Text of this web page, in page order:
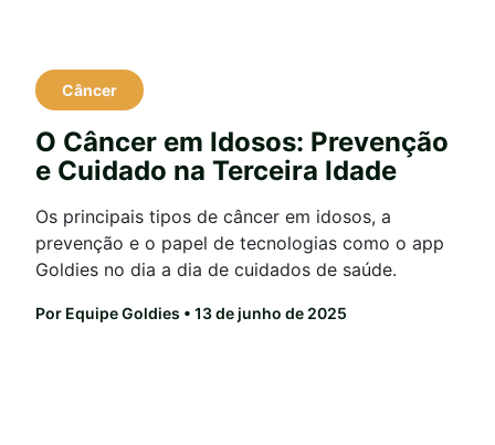
Câncer
O Câncer em Idosos: Prevenção
e Cuidado na Terceira Idade
Os principais tipos de câncer em idosos, a
prevenção e o papel de tecnologias como o app
Goldies no dia a dia de cuidados de saúde.
Por Equipe Goldies • 13 de junho de 2025